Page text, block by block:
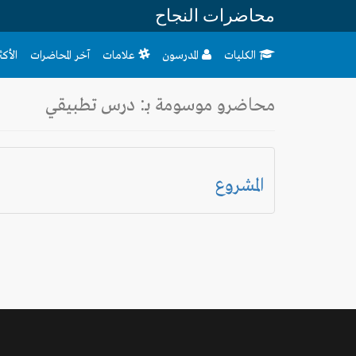
محاضرات النجاح
الكليات المدرسون علامات آخر المحاضرات
محاضرو موسومة بـ: درس تطبيقي
المشروع